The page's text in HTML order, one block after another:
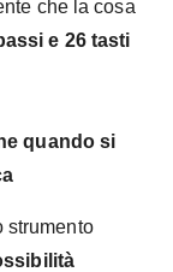
che la cosa
e 26 tasti
quando si
strumento